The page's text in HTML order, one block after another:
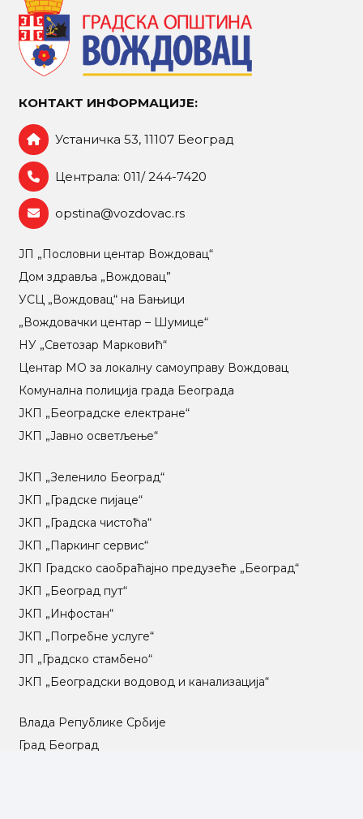
КОНТАКТ ИНФОРМАЦИЈЕ:
Устаничка 53, 11107 Београд
Централа: 011/ 244-7420
opstina@vozdovac.rs
ЈП „Пословни центар Вождовац“
Дом здравља „Вождовац”
УСЦ „Вождовац“ на Бањици
„Вождовачки центар – Шумице“
НУ „Светозар Марковић“
Центар МO за локалну самоуправу Вождовац
Комунална полиција града Београда
ЈКП „Београдске електране“
ЈКП „Јавно осветљење“
ЈКП „Зеленило Београд“
ЈКП „Градске пијаце“
ЈКП „Градска чистоћа“
ЈКП „Паркинг сервис“
ЈКП Градско саобраћајно предузеће „Београд“
ЈКП „Београд пут“
ЈКП „Инфостан“
ЈКП „Погребне услуге“
ЈП „Градско стамбено“
ЈКП „Београдски водовод и канализација“
Влада Републике Србије
Град Београд